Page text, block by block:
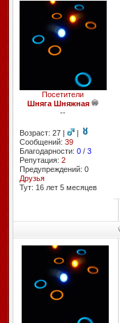
Посетители
Шняга Шняжная
--
Возраст: 27 |
|
Сообщений: 39
Благодарности: 0/ 3
Репутация: 2
Предупреждений: 0
Друзья
Тут: 16 лет 5 месяцев